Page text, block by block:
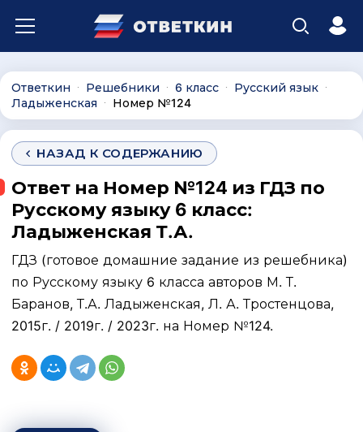
Ответкин ∙ Решебники ∙ 6 класс ∙ Русский язык ∙
Ладыженская ∙ Номер №124
НАЗАД К СОДЕРЖАНИЮ
Ответ на Номер №124 из ГДЗ по
Русскому языку 6 класс:
Ладыженская Т.А.
ГДЗ (готовое домашние задание из решебника)
по Русскому языку 6 класса авторов М. Т.
Баранов, Т.А. Ладыженская, Л. А. Тростенцова,
2015г. / 2019г. / 2023г. на Номер №124.